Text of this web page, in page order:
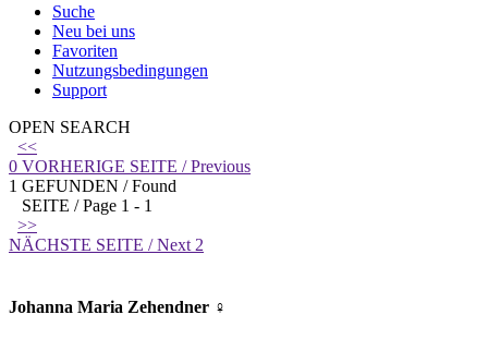
Suche
Neu bei uns
Favoriten
Nutzungs­bedingungen
Support
OPEN SEARCH
<<
0 VORHERIGE SEITE /Previous
1 GEFUNDEN / Found
SEITE / Page 1 - 1
>>
NÄCHSTE SEITE /Next 2
Johanna Maria Zehendner ♀